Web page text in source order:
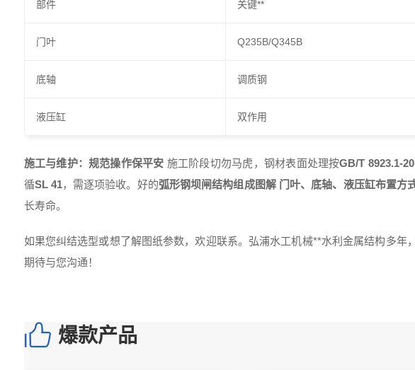
部件 关键**
门叶 Q235B/Q345B
底轴 调质钢
液压缸 双作用
施工与维护：规范操作保平安 施工阶段切勿马虎，钢材表面处理按GB/T 8923.1-
循SL 41，需逐项验收。好的弧形钢坝闸结构组成图解 门叶、底轴、液压缸布置方
长寿命。
如果您纠结选型或想了解图纸参数，欢迎联系。弘浦水工机械**水利金属结构多年
期待与您沟通！
爆款产品